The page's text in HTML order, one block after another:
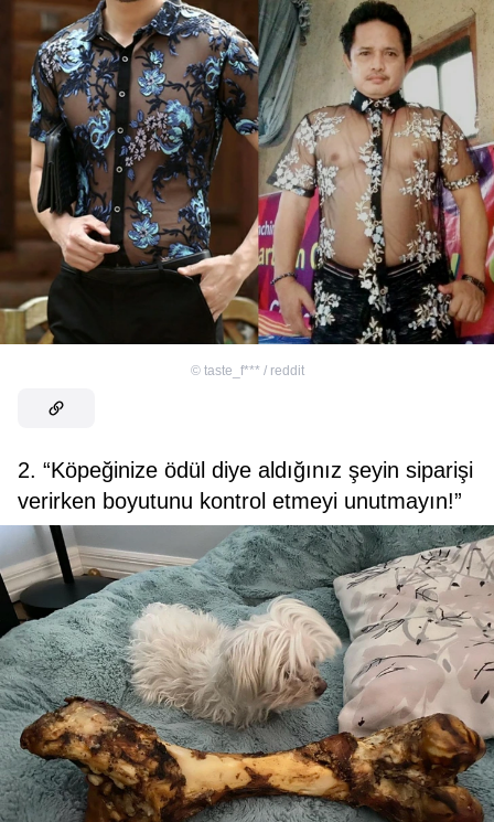
© taste_f*** / reddit
2. “Köpeğinize ödül diye aldığınız şeyin siparişi
verirken boyutunu kontrol etmeyi unutmayın!”